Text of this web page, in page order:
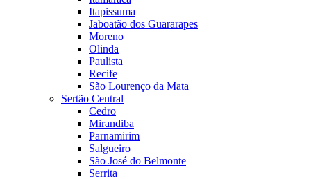
Itapissuma
Jaboatão dos Guararapes
Moreno
Olinda
Paulista
Recife
São Lourenço da Mata
Sertão Central
Cedro
Mirandiba
Parnamirim
Salgueiro
São José do Belmonte
Serrita